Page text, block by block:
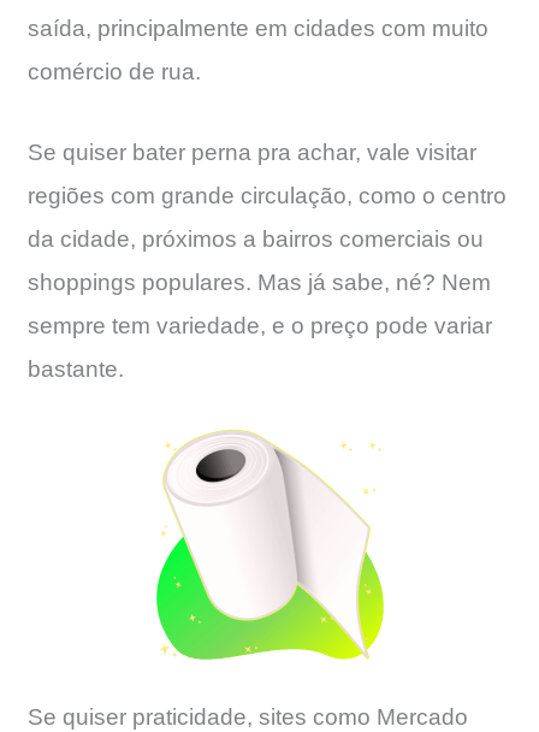
saída, principalmente em cidades com muito
comércio de rua.
Se quiser bater perna pra achar, vale visitar
regiões com grande circulação, como o centro
da cidade, próximos a bairros comerciais ou
shoppings populares. Mas já sabe, né? Nem
sempre tem variedade, e o preço pode variar
bastante.
Se quiser praticidade, sites como Mercado